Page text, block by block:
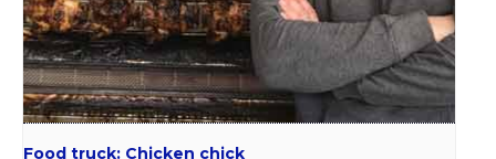
Food truck: Chicken chick